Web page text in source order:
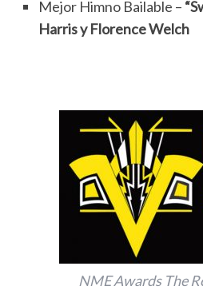
Mejor Himno Bailable –
Harris y Florence Welch
NME Awards The